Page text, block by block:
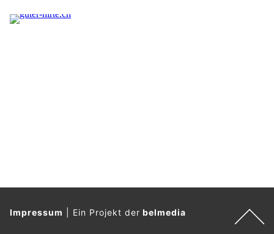
Impressum Ein Projekt derbelmedia